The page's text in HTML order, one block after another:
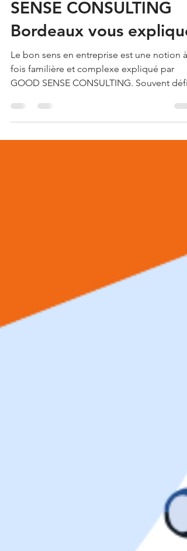
PARLE-T-ON ? GOOD
SENSE CONSULTING
Bordeaux vous explique
Le bon sens en entreprise est une notion à
GOOD SENSE CONSULTING. Souvent défini
comme la capacité à juger sainement, de